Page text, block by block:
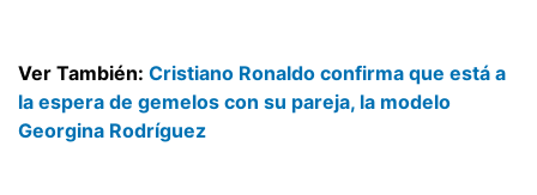
Ver También: Cristiano Ronaldo confirma que está a
la espera de gemelos con su pareja, la modelo
Georgina Rodríguez